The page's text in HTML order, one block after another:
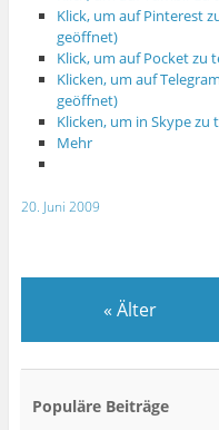
Klick, um auf Pinterest
geöffnet)
Klick, um auf Pocket zu
Klicken, um auf
geöffnet)
Klicken, um in Skype
Mehr
20. Juni 2009
« Älter
Populäre Beiträge